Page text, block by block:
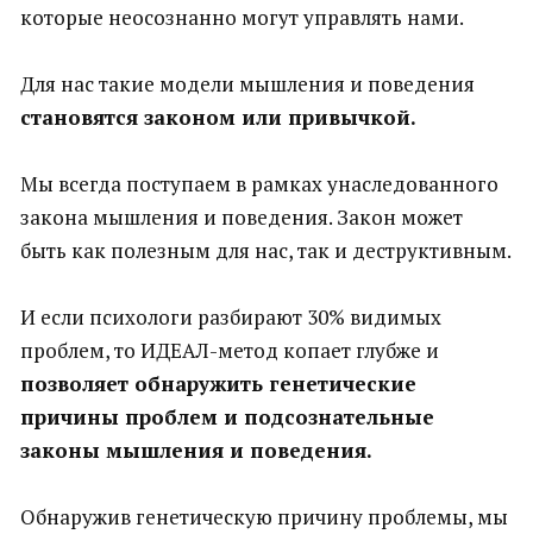
которые неосознанно могут управлять нами.
Для нас такие модели мышления и поведения
становятся законом или привычкой.
Мы всегда поступаем в рамках унаследованного
закона мышления и поведения. Закон может
быть как полезным для нас, так и деструктивным.
И если психологи разбирают 30% видимых
проблем, то ИДЕАЛ-метод копает глубже и
позволяет обнаружить генетические
причины проблем и подсознательные
законы мышления и поведения.
Обнаружив генетическую причину проблемы, мы